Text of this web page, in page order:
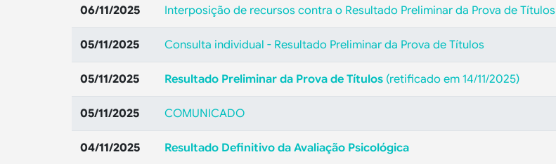
06/11/2025 Interposição de recursos contra o Resultado Preliminar da Prova de Títulos
05/11/2025 Consulta individual - Resultado Preliminar da Prova de Títulos
05/11/2025 Resultado Preliminar da Prova de Títulos (retificado em 14/11/2025)
05/11/2025 COMUNICADO
04/11/2025 Resultado Definitivo da Avaliação Psicológica